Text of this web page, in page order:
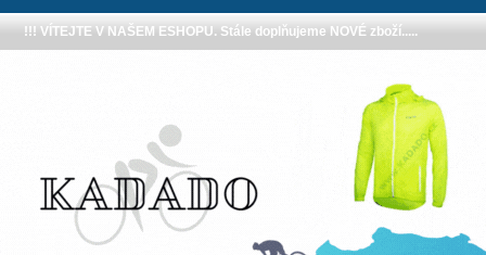
!!! VÍTEJTE V NAŠEM ESHOPU. Stále doplňujeme NOVÉ zboží.....